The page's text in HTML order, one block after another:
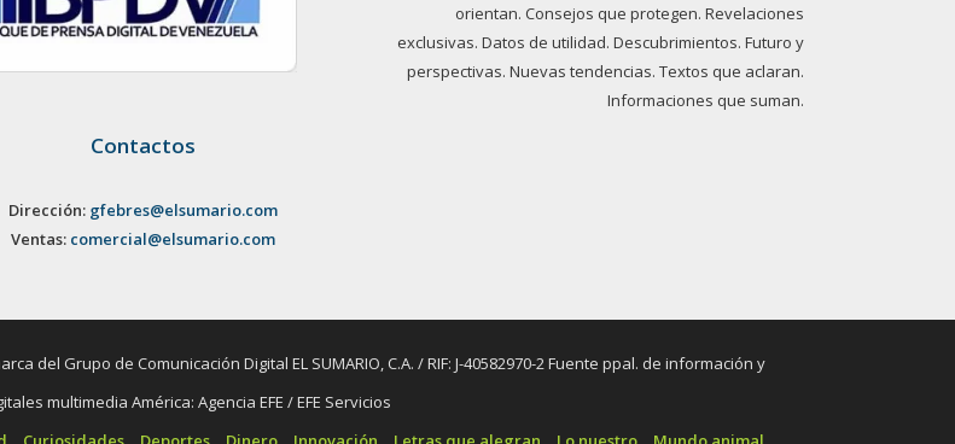
Contactos
Dirección: gfebres@elsumario.com
Ventas: comercial@elsumario.com
orientan. Consejos que protegen. Revelaciones
exclusivas. Datos de utilidad. Descubrimientos. Futuro y
perspectivas. Nuevas tendencias. Textos que aclaran.
Informaciones que suman.
del Grupo de Comunicación Digital EL SUMARIO, C.A. / RIF: J-40582970-2 Fuente ppal. de información y
multimedia América: Agencia EFE / EFE Servicios